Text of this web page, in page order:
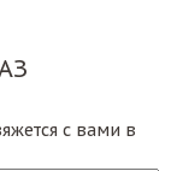
с вами в